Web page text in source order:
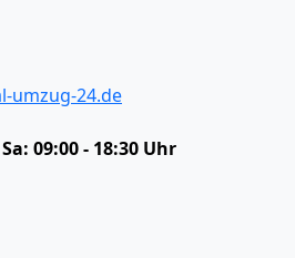
umzug-24.de
09:00 - 18:30 Uhr